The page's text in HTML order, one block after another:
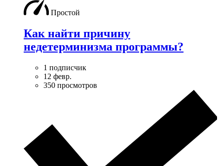
Простой
Как найти причину
недетерминизма программы?
1 подписчик
12 февр.
350 просмотров